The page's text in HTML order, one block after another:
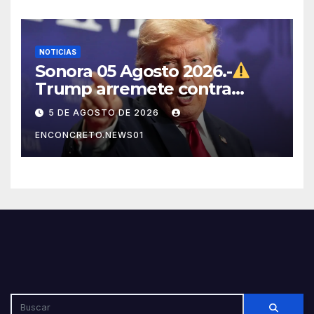
NOTICIAS
Sonora 05 Agosto 2026.-
Trump arremete contra
México, Canadá y otras
potencias por supuestos
abusos comerciales
5 DE AGOSTO DE 2026
ENCONCRETO.NEWS01